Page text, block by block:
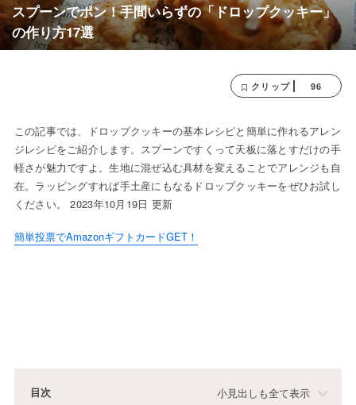
スプーンでポン！手間いらずの「ドロップクッキー」
の作り方17選
クリップ 96
この記事では、ドロップクッキーの基本レシピと簡単に作れるアレン
ジレシピをご紹介します。スプーンですくって天板に落とすだけの手
軽さが魅力ですよ。生地に混ぜ込む具材を変えることでアレンジも自
在。ラッピングすれば手土産にもなるドロップクッキーをぜひお試し
ください。 2023年10月19日 更新
簡単投票でAmazonギフトカードGET！
目次 小見出しも全て表示